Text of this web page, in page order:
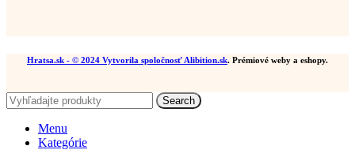
Hratsa.sk - © 2024 Vytvorila spoločnosť Alibition.sk. Prémiové weby a eshopy.
Search
Menu
Kategórie